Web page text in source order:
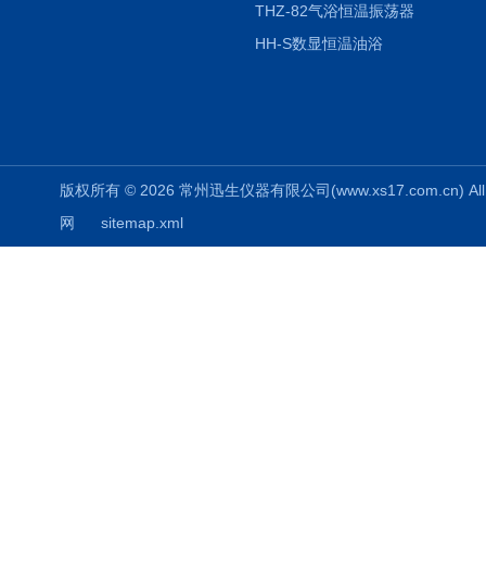
THZ-82气浴恒温振荡器
HH-S数显恒温油浴
版权所有 © 2026 常州迅生仪器有限公司
网
sitemap.xml